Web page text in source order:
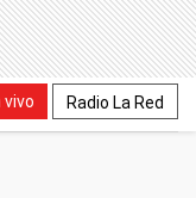
vivo Radio La Red